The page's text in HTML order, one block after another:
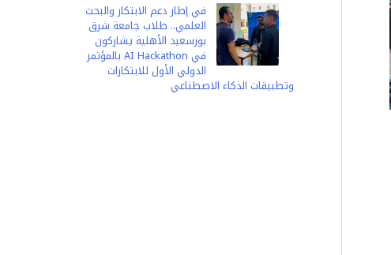
في إطار دعم الابتكار والبحث
العلمي.. طلاب جامعة شرق
بورسعيد الأهلية يشاركون
في AI Hackathon بالمؤتمر
الدولي الأول للابتكارات
وتطبيقات الذكاء الاصطناعي